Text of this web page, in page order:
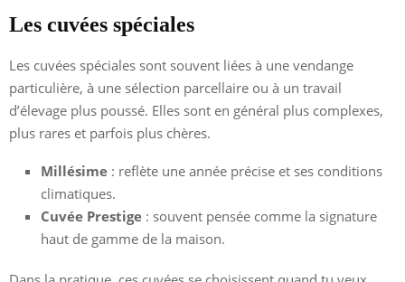
Les cuvées spéciales
Les cuvées spéciales sont souvent liées à une vendange
particulière, à une sélection parcellaire ou à un travail
d’élevage plus poussé. Elles sont en général plus complexes,
plus rares et parfois plus chères.
Millésime : reflète une année précise et ses conditions
climatiques.
Cuvée Prestige : souvent pensée comme la signature
haut de gamme de la maison.